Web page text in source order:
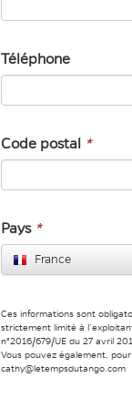
Téléphone
Code postal *
Pays *
France
Ces informations sont
strictement limité à
n°2016/679/UE du 27 avril
Vous pouvez également,
cathy@letempsdutango.com